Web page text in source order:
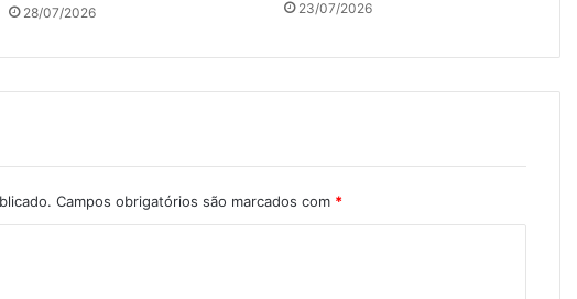
28/07/2026 23/07/2026
Campos obrigatórios são marcados com *